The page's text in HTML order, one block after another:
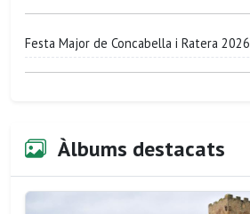
Festa Major de Concabella i Ratera 2026
Àlbums destacats